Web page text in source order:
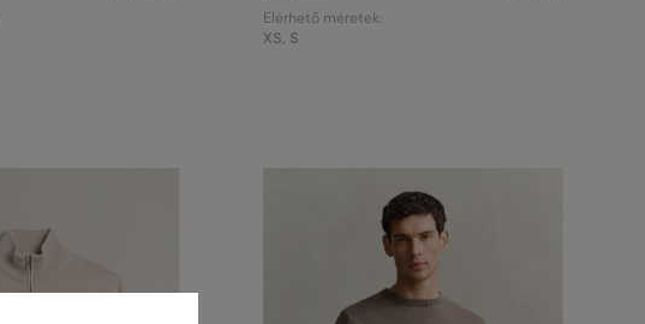
Elérhető méretek:
XS, S